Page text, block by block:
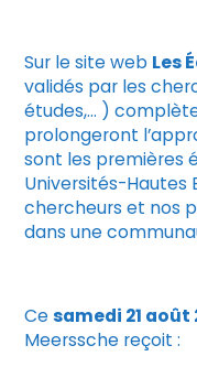
Sur le site web Les
validés par les
études,… )
prolongeront
sont les premières
Universités-Hautes
chercheurs et nos
dans une
Cesamedi 21 août
Meerssche reçoit :